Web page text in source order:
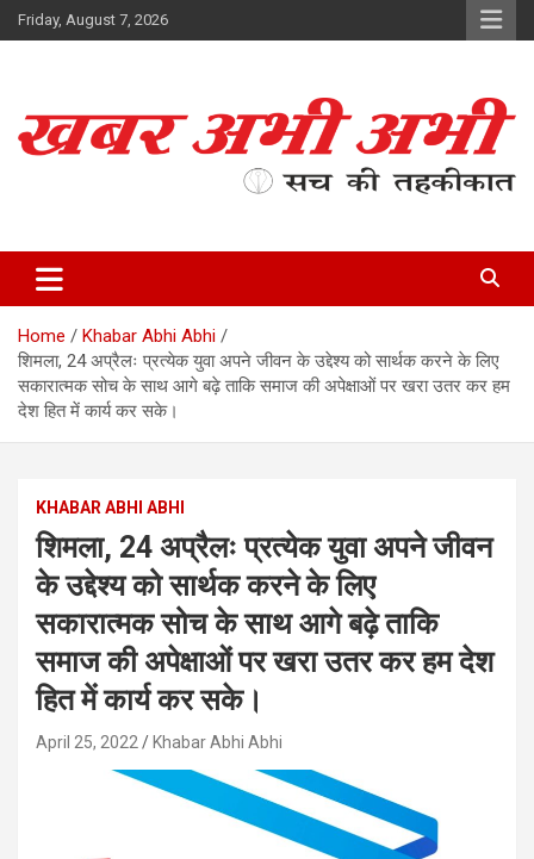
Skip
to
Friday, August 7, 2026
Home
Khabar Abhi Abhi
शिमला, 24 अप्रैलः प्रत्येक युवा अपने जीवन के उद्देश्य को सार्थक करने के लिए
सकारात्मक सोच के साथ आगे बढ़े ताकि समाज की अपेक्षाओं पर खरा उतर कर हम
देश हित में कार्य कर सके।
KHABAR ABHI ABHI
शिमला, 24 अप्रैलः प्रत्येक युवा अपने जीवन
के उद्देश्य को सार्थक करने के लिए
सकारात्मक सोच के साथ आगे बढ़े ताकि
समाज की अपेक्षाओं पर खरा उतर कर हम देश
हित में कार्य कर सके।
April 25, 2022 Khabar Abhi Abhi